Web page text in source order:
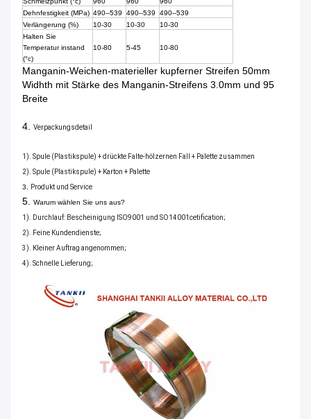
Dehnfestigkeit (MPa) 490--539 490--539
490--539
Verlängerung (%)
10-30 10-30
10-30
Halten Sie
Temperatur instand
(°c)
10-80 5-45 10-80
Manganin-Weichen-materieller kupferner Streifen 50mm
Widhth mit Stärke des Manganin-Streifens 3.0mm und 95
Breite
4. Verpackungsdetail
1). Spule (Plastikspule) + drückte Falte-hölzernen Fall + Palette zusammen
2). Spule (Plastikspule) + Karton + Palette
3. Produkt und Service
5. Warum wählen Sie uns aus?
1). Durchlauf: Bescheinigung ISO9001 und SO14001cetification;
2). Feine Kundendienste;
3). Kleiner Auftrag angenommen;
4). Schnelle Lieferung;